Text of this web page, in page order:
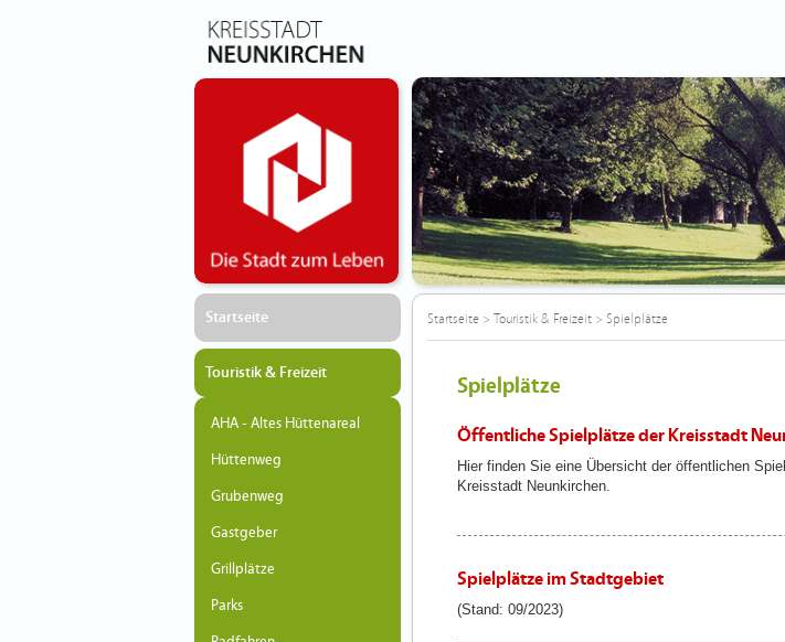
Startseite
Touristik & Freizeit
AHA - Altes Hüttenareal
Hüttenweg
Grubenweg
Gastgeber
Grillplätze
Parks
Startseite> Touristik & Freizeit> Spielplätze
Spielplätze
Öffentliche Spielplätze der Kreisstadt
Hier finden Sie eine Übersicht der öffentlichen
Kreisstadt Neunkirchen.
Spielplätze im Stadtgebiet
(Stand: 09/2023)